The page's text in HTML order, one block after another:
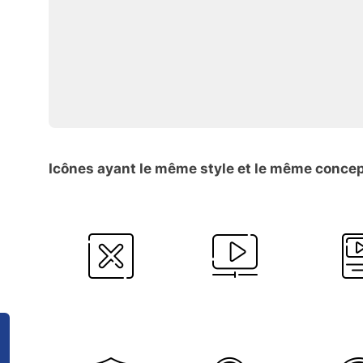
Icônes ayant le même style et le même